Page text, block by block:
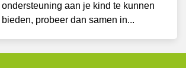
ondersteuning aan je kind te kunnen
bieden, probeer dan samen in...